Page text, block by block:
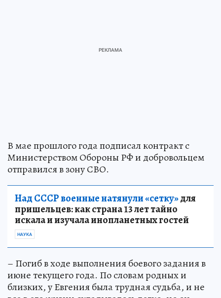
В мае прошлого года подписал контракт с
Министерством Обороны РФ и добровольцем
отправился в зону СВО.
Над СССР военные натянули «сетку»для
пришельцев: как страна 13 лет тайно
искала и изучала инопланетных гостей
НАУКА
– Погиб в ходе выполнения боевого задания в
июне текущего года. По словам родных и
близких, у Евгения была трудная судьба, и не